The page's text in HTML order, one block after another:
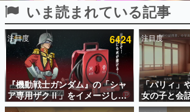
ピックアップ
電ファミのいま読まれている記事ランキング
アプリセール情報
インタビュー
いま読まれている記事
注目度 6424
『機動戦士ガンダム』の「シャ
ア専用ザクⅡ」をイメージした
散水ホースリールが予約開始。
注目度
「パリィ」
女の子と会
恋愛ゲーム